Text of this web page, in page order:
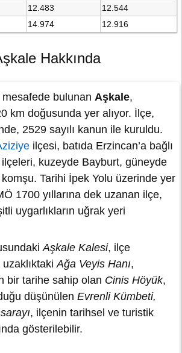
12.483
12.544
14.974 12.916
Hakkında
mesafede bulunan Aşkale,
km doğusunda yer alıyor. İlçe,
2529 sayılı kanun ile kuruldu.
ilçesi, batıda Erzincan’a bağlı
ilçeleri, kuzeyde Bayburt, güneyde
Tarihi İpek Yolu üzerinde yer
1700 yıllarına dek uzanan ilçe,
uygarlıkların uğrak yeri
Aşkale Kalesi, ilçe
uzaklıktakiAğa Veyis Hanı,
bir tarihe sahip olan Cinis Höyük,
düşünülen Evrenli Kümbeti,
, ilçenin tarihsel ve turistik
gösterilebilir.